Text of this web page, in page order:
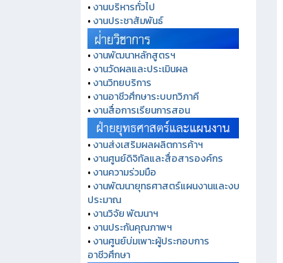
•งานบริหารทั่วไป
•งานประชาสัมพันธ์
•งานพัฒนาหลักสูตรฯ
•งานวัดผลและประเมินผล
•งานวิทยบริการ
•งานอาชีวศึกษาระบบทวิภาคี
•งานสื่อการเรียนการสอน
•งานส่งเสริมผลผลิตการค้าฯ
•งานศูนย์ดิจิทัลและสื่อสารองค์กร
•งานความร่วมมือ
•งานพัฒนายุทธศาสตร์แผนงานและงบ
ประมาณ
•งานวิจัย พัฒนาฯ
•งานประกันคุณภาพฯ
•งานศูนย์บ่มเพาะผู้ประกอบการ
อาชีวศึกษา